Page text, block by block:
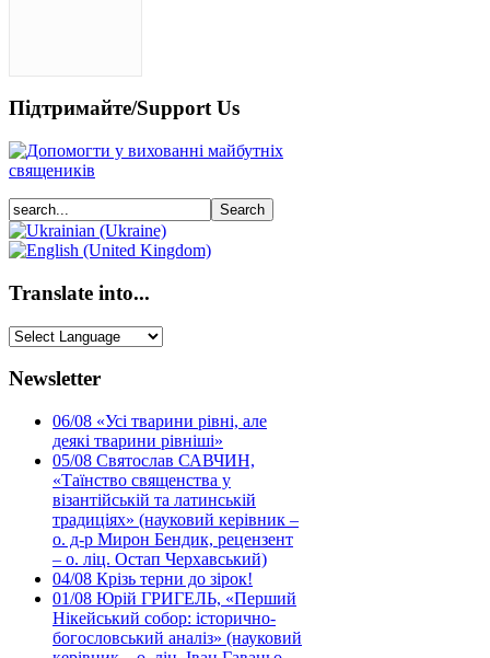
Підтримайте/Support Us
Translate into...
Newsletter
06/08 «Усі тварини рівні, але
деякі тварини рівніші»
05/08 Святослав САВЧИН,
«Таїнство священства у
візантійській та латинській
традиціях» (науковий керівник –
о. д-р Мирон Бендик, рецензент
– о. ліц. Остап Черхавський)
04/08 Крізь терни до зірок!
01/08 Юрій ГРИГЕЛЬ, «Перший
Нікейський собор: історично-
богословський аналіз» (науковий